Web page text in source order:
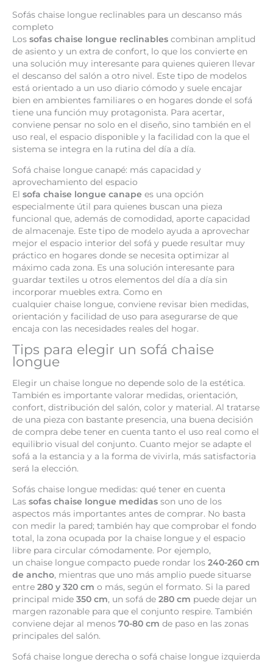
Sofás chaise longue reclinables para un descanso más
completo
Los sofas chaise longue reclinables combinan amplitud
de asiento y un extra de confort, lo que los convierte en
una solución muy interesante para quienes quieren llevar
el descanso del salón a otro nivel. Este tipo de modelos
está orientado a un uso diario cómodo y suele encajar
bien en ambientes familiares o en hogares donde el sofá
tiene una función muy protagonista. Para acertar,
conviene pensar no solo en el diseño, sino también en el
uso real, el espacio disponible y la facilidad con la que el
sistema se integra en la rutina del día a día.
Sofá chaise longue canapé: más capacidad y
aprovechamiento del espacio
El sofa chaise longue canape es una opción
especialmente útil para quienes buscan una pieza
funcional que, además de comodidad, aporte capacidad
de almacenaje. Este tipo de modelo ayuda a aprovechar
mejor el espacio interior del sofá y puede resultar muy
práctico en hogares donde se necesita optimizar al
máximo cada zona. Es una solución interesante para
guardar textiles u otros elementos del día a día sin
incorporar muebles extra. Como en
cualquier chaise longue, conviene revisar bien medidas,
orientación y facilidad de uso para asegurarse de que
encaja con las necesidades reales del hogar.
Tips para elegir un sofá chaise
longue
Elegir un chaise longue no depende solo de la estética.
También es importante valorar medidas, orientación,
confort, distribución del salón, color y material. Al tratarse
de una pieza con bastante presencia, una buena decisión
de compra debe tener en cuenta tanto el uso real como el
equilibrio visual del conjunto. Cuanto mejor se adapte el
sofá a la estancia y a la forma de vivirla, más satisfactoria
será la elección.
Sofás chaise longue medidas: qué tener en cuenta
Las sofas chaise longue medidas son uno de los
aspectos más importantes antes de comprar. No basta
con medir la pared; también hay que comprobar el fondo
total, la zona ocupada por la chaise longue y el espacio
libre para circular cómodamente. Por ejemplo,
un chaise longue compacto puede rondar los 240-260 cm
de ancho, mientras que uno más amplio puede situarse
entre 280 y 320 cm o más, según el formato. Si la pared
principal mide 350 cm, un sofá de 280 cm puede dejar un
margen razonable para que el conjunto respire. También
conviene dejar al menos 70-80 cm de paso en las zonas
principales del salón.
Sofá chaise longue derecha o sofá chaise longue izquierda